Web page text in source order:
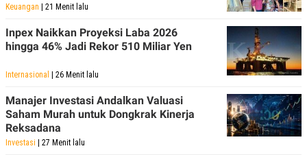
Keuangan | 21 Menit lalu
Inpex Naikkan Proyeksi Laba 2026
hingga 46% Jadi Rekor 510 Miliar Yen
Internasional | 26 Menit lalu
Manajer Investasi Andalkan Valuasi
Saham Murah untuk Dongkrak Kinerja
Reksadana
Investasi | 27 Menit lalu